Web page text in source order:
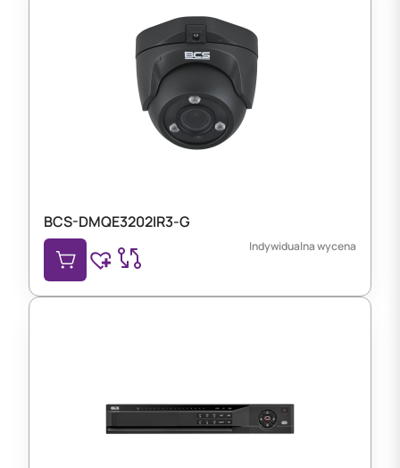
BCS-DMQE3202IR3-G
Indywidualna wycena